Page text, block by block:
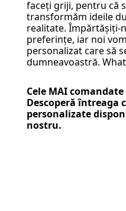
faceți griji, pentru că
transformăm ideile
realitate. Împărtășiți-
preferințe, iar noi
personalizat care să
dumneavoastră.
Cele MAI comandate
Descoperă întreaga
personalizate
nostru.